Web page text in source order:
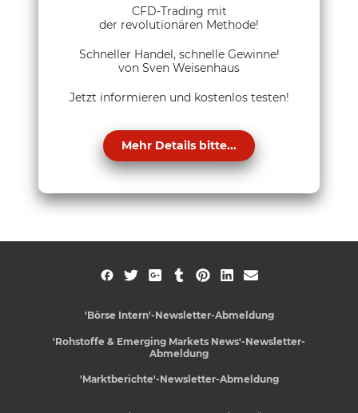
CFD-Trading mit
der revolutionären Methode!
Schneller Handel, schnelle Gewinne!
von Sven Weisenhaus
Jetzt informieren und kostenlos testen!
Mehr Details bitte...
'Börse Intern'-Newsletter-Abmeldung
'Rohstoffe & Emerging Markets News'-Newsletter-
Abmeldung
'Marktberichte'-Newsletter-Abmeldung